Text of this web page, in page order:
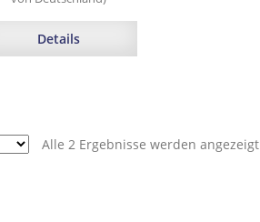
Details
Alle 2 Ergebnisse werden angezeigt